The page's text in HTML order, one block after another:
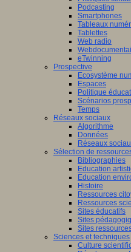
Podcasting
Smartphones
Tableaux
Tablettes
Web radio
eTwinning
Prospective
Ecosystème
Espaces
Politique
Scénarios
Temps
Réseaux sociaux
Algorithme
Données
Réseaux
Sélection de
Bibliographies
Education
Education
Histoire
Ressources
Ressources
Sites éducatifs
Sites
Sites
Sciences et techniques
Culture